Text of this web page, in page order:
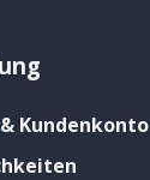
Kundenkonto